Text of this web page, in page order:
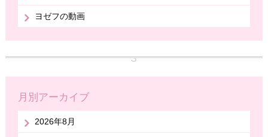
ヨゼフの動画
月別アーカイブ
2026年8月